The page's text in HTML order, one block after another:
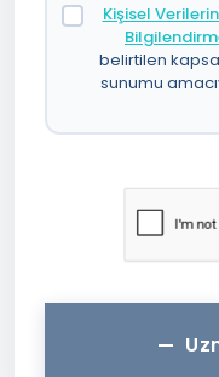
Kişisel
belirtilen
sunumu